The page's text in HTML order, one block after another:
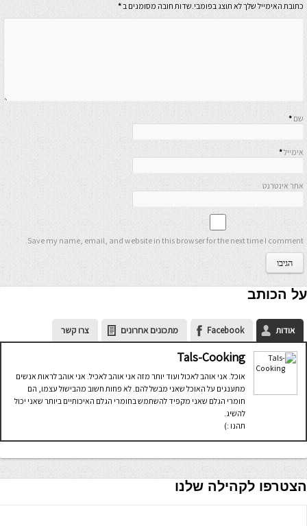
כתובת האימייל שלך לא תוצג בפומבי.שדות חובה מסומנים ב*
שם *
אימייל*
אתר אינטרנט
Save my name, email, and website in this browser for the next time I comment.
על הכותב
אודות Facebook מתכונים אחרונים צרו קשר
Tals-Cooking
אוכל. אני אוהב לאכול ועוד יותר מזה אני אוהב לאכיל. אני אוהב לראות אנשים
מתענגים על האוכל שאני מבשל להם. לא פחות חשוב מהבישול עצמו, הם
חומרי הגלם שאני מקפיד להשתמש בחומרי הגלם האיכותיים ביותר שאני יכול
להשיג.
תהנו :)
הצטרפו לקהילה שלנו